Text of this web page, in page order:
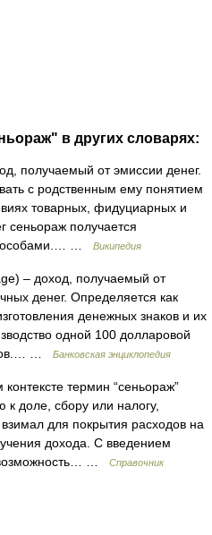
в других словарях:
получаемый от эмиссии денег.
с родственным ему понятием
товарных, фидуциарных и
сеньораж получается
…
Википедия
– доход, получаемый от
денег. Определяется как
денежных знаков и их
одной 100 долларовой
…
Банковская энциклопедия
термин “сеньораж”
доле, сбору или налогу,
для покрытия расходов на
дохода. С введением
…
Справочник